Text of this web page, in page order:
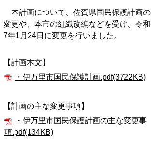
本計画について、佐賀県国民保護計画の
変更や、本市の組織改編などを受け、令和
7年1月24日に変更を行いました。
【計画本文】
・伊万里市国民保護計画.pdf(3722KB)
【計画の主な変更事項】
・伊万里市国民保護計画の主な変更事
項.pdf(134KB)